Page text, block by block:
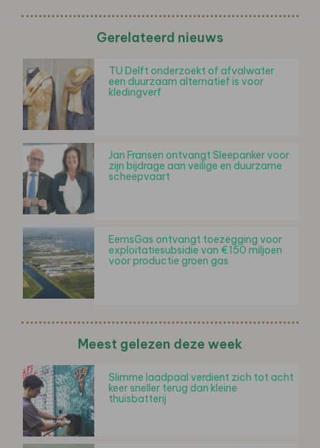
Gerelateerd nieuws
TU Delft onderzoekt of afvalwater
een duurzaam alternatief is voor
kledingverf
Jan Fransen ontvangt Sleepanker voor
zijn bijdrage aan veilige en duurzame
scheepvaart
EemsGas ontvangt toezegging voor
exploitatiesubsidie van €150 miljoen
voor productie groen gas
Meest gelezen deze week
Slimme laadpaal verdient zich tot acht
keer sneller terug dan kleine
thuisbatterij